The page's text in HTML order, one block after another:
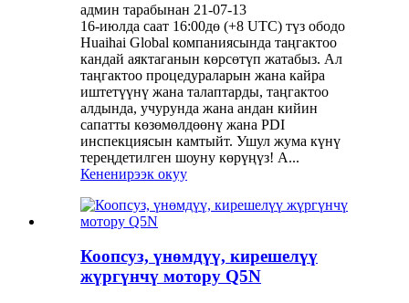
админ тарабынан 21-07-13
16-июлда саат 16:00дө (+8 UTC) түз ободо
Huaihai Global компаниясында таңгактоо
кандай аяктаганын көрсөтүп жатабыз. Ал
таңгактоо процедураларын жана кайра
иштетүүнү жана талаптарды, таңгактоо
алдында, учурунда жана андан кийин
сапатты көзөмөлдөөнү жана PDI
инспекциясын камтыйт. Ушул жума күнү
тереңдетилген шоуну көрүңүз! А...
Кененирээк окуу
Коопсуз, үнөмдүү, кирешелүү
жүргүнчү мотору Q5N